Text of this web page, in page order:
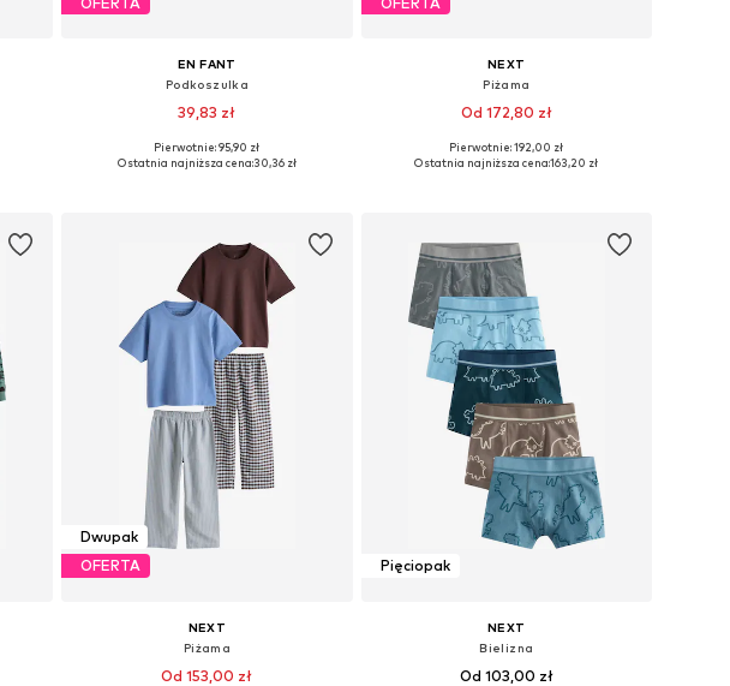
EN FANT
Podkoszulka
39,83 zł
Pierwotnie: 95,90 zł
Ostatnia najniższa cena:30,36 zł
NEXT
Piżama
Od 172,80 zł
Dostępne w różnych rozmiarach
Pierwotnie: 192,00 zł
Ostatnia najniższa cena:163,20 zł
Dwupak
OFERTA
NEXT
Piżama
Od 153,00 zł
Pięciopak
NEXT
Bielizna
Od 103,00 zł